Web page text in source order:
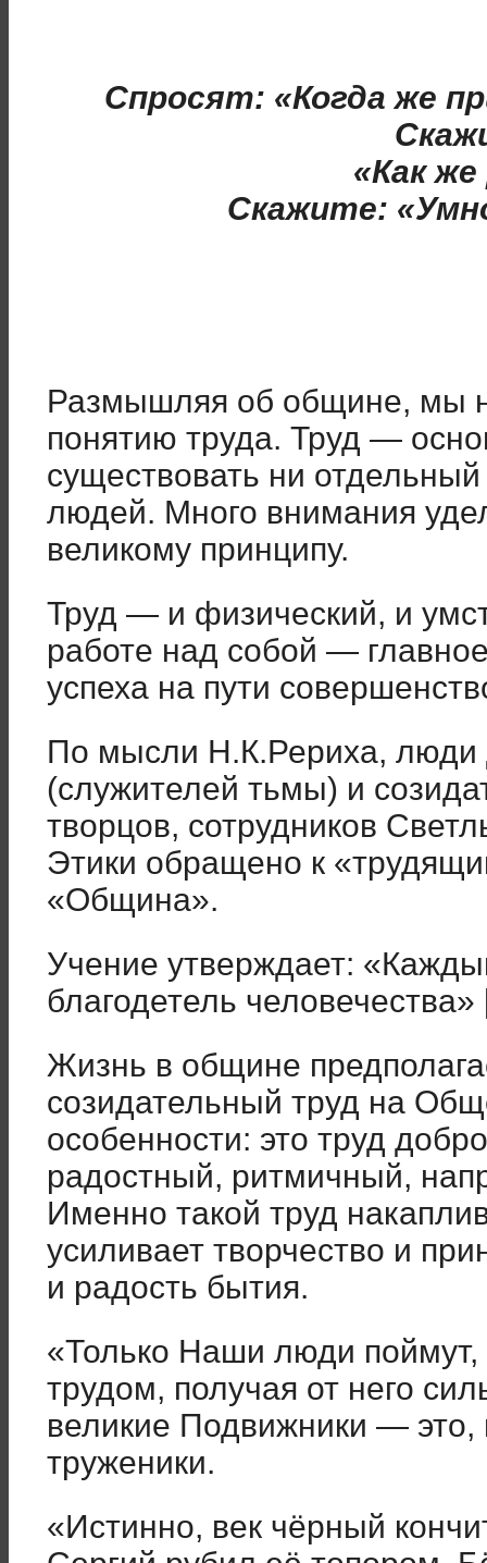
Спросят: «Когда же
«Как
Скажите:
Размышляя об общине, мы
понятию труда. Труд —
существовать ни
людей. Много внимания
великому принципу.
Труд — и физический, и
работе над собой —
успеха на пути
По мысли Н.К.Рериха, люди
(служителей тьмы) и
творцов, сотрудников
Этики обращено к
«Община».
Учение утверждает:
благодетель человечества»
Жизнь в общине
созидательный труд на
особенности: это труд
радостный, ритмичный,
Именно такой труд
усиливает творчество и
и радость бытия.
«Только Наши люди поймут,
трудом, получая от него
великие Подвижники — это,
труженики.
«Истинно, век чёрный